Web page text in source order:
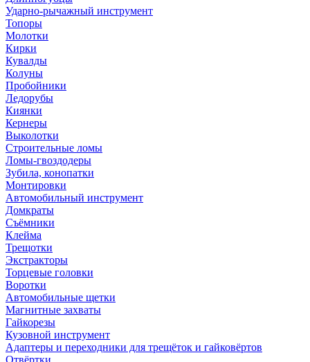
Ударно-рычажный инструмент
Топоры
Молотки
Кирки
Кувалды
Колуны
Пробойники
Ледорубы
Киянки
Кернеры
Выколотки
Строительные ломы
Ломы-гвоздодеры
Зубила, конопатки
Монтировки
Автомобильный инструмент
Домкраты
Съёмники
Клейма
Трещотки
Экстракторы
Торцевые головки
Воротки
Автомобильные щетки
Магнитные захваты
Гайкорезы
Кузовной инструмент
Адаптеры и переходники для трещёток и гайковёртов
Отвёртки